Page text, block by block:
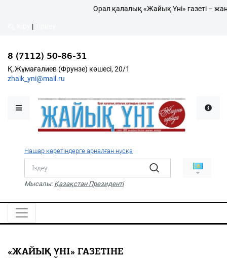
Қалалықтар қаперіне
Қоғам
Дені сау ұлт
Спорт
Жалын
PDF
«Жайық үні» — 33 жыл
Орал қалалық «Жайық Үні» газеті –
|
8 (7112) 50-86-31
Қ.Жұмағалиев (Фрунзе) көшесі, 20/1
zhaik_yni@mail.ru
Нашар көретіндерге арналған нұсқа
Мысалы: Қазақстан Президенті
«ЖАЙЫҚ ҮНІ» ГАЗЕТІНЕ